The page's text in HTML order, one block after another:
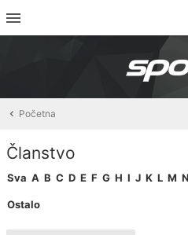
Početna
Članstvo
Sva A B C D E F G H I J K L M N
Ostalo